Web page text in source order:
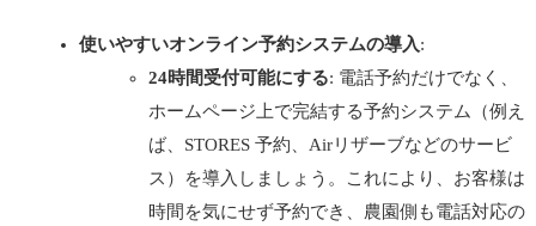
使いやすいオンライン予約システムの導入:
24時間受付可能にする: 電話予約だけでなく、
ホームページ上で完結する予約システム（例え
ば、STORES 予約、Airリザーブなどのサービ
ス）を導入しましょう。これにより、お客様は
時間を気にせず予約でき、農園側も電話対応の